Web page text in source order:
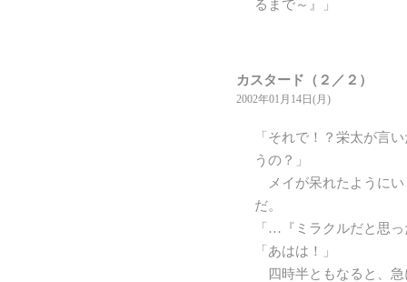
るまで～』」
カスタード（２／２）
2002年01月14日(月)
「それで！？栄太が言
うの？」
メイが呆れたようにい
だ。
「…『ミラクルだと思
「あはは！」
四時半ともなると、急